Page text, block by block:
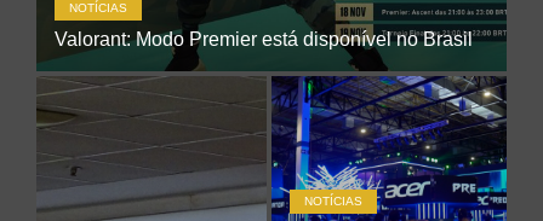
NOTÍCIAS
Valorant: Modo Premier está disponível no Brasil
NOTÍCIAS